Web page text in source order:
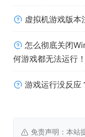
▪ 资源随机生成，地
▪ 每次升级随机三选
虚拟机游戏版本
怎么彻底关闭
何游戏都无法运行！
游戏运行没反应
免责声明：本站